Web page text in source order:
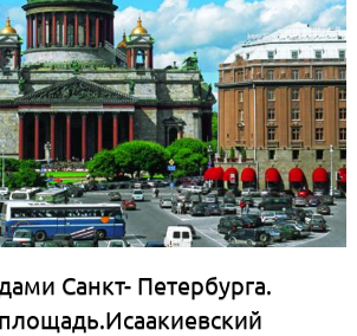
Санкт- Петербурга.